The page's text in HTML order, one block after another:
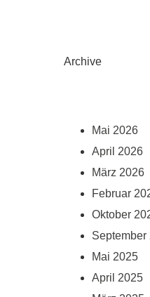
Archive
Mai 2026
April 2026
März 2026
Februar
Oktober
September
Mai 2025
April 2025